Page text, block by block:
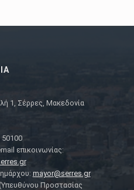
1, Σέρρες, Μακεδονία
50100
επικοινωνίας:
mayor@serres.gr
Προστασίας